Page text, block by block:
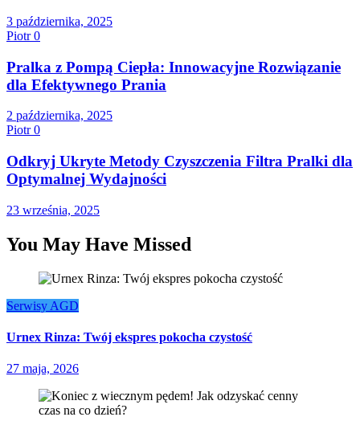
3 października, 2025
Piotr0
Pralka z Pompą Ciepła: Innowacyjne Rozwiązanie
dla Efektywnego Prania
2 października, 2025
Piotr0
Odkryj Ukryte Metody Czyszczenia Filtra Pralki dla
Optymalnej Wydajności
23 września, 2025
You May Have Missed
Serwisy AGD
Urnex Rinza: Twój ekspres pokocha czystość
27 maja, 2026